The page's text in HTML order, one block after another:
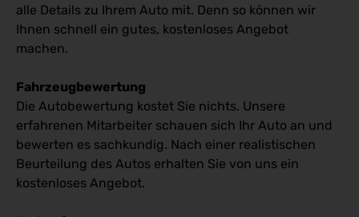
alle Details zu Ihrem Auto mit. Denn so können wir
Ihnen schnell ein gutes, kostenloses Angebot
machen.
Fahrzeugbewertung
Die Autobewertung kostet Sie nichts. Unsere
erfahrenen Mitarbeiter schauen sich Ihr Auto an und
bewerten es sachkundig. Nach einer realistischen
Beurteilung des Autos erhalten Sie von uns ein
kostenloses Angebot.